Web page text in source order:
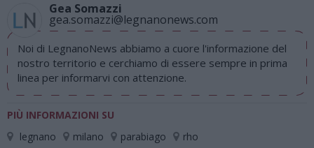
Gea Somazzi
gea.somazzi@legnanonews.com
Noi di LegnanoNews abbiamo a cuore l'informazione del
nostro territorio e cerchiamo di essere sempre in prima
linea per informarvi con attenzione.
PIÙ INFORMAZIONI SU
legnano
milano parabiago rho